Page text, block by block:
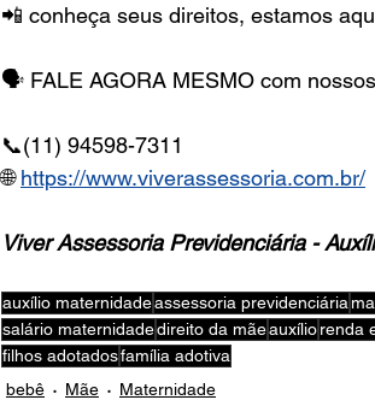
📲 conheça seus direitos, estamos
🗣 FALE AGORA MESMO com
📞(11) 94598-7311
🌐 https://www.viverassessoria.com.br/
Viver Assessoria Previdenciária -
auxílio maternidadeassessoria previdenciária
salário maternidadedireito da mãeauxíliorenda
filhos adotadosfamília adotiva
bebê
Mãe Maternidade